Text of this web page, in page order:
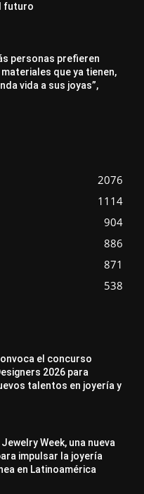
futuro
personas prefieren
que ya tienen,
vida a sus joyas”,
2076
1114
904
886
871
538
Opiniones
Perspectiva
Sin categoría
Más
el concurso
2026 para
talentos en joyería y
Week, una nueva
impulsar la joyería
en Latinoamérica